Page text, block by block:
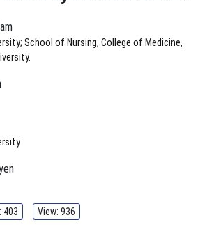
School of Nursing, College of Medicine,
403 View: 936